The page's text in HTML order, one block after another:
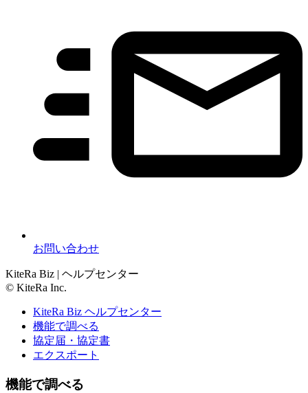
お問い合わせ
KiteRa Biz | ヘルプセンター
© KiteRa Inc.
KiteRa Biz ヘルプセンター
機能で調べる
協定届・協定書
エクスポート
機能で調べる